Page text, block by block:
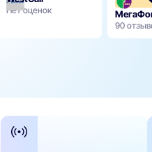
Нет оценок
90